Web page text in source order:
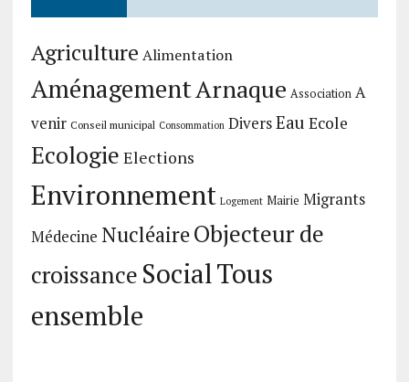
Agriculture Alimentation
AménagementArnaque Association A
venir Conseil municipal Consommation DiversEau Ecole
Ecologie Elections
Environnement Logement Mairie Migrants
Médecine NucléaireObjecteur de
croissance SocialTous
ensemble